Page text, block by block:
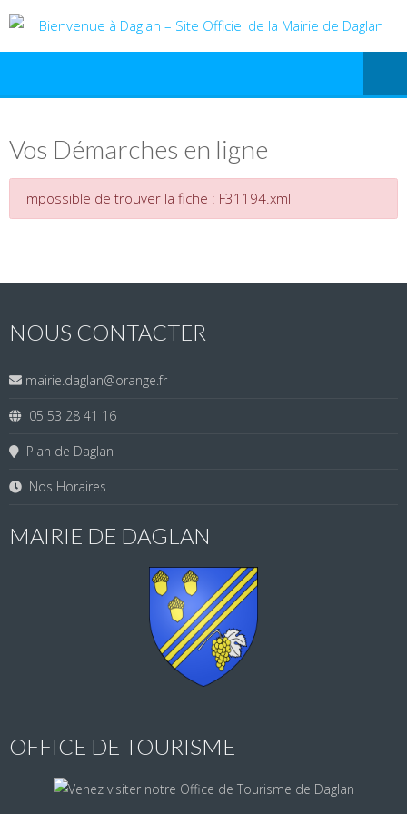
Vos Démarches en ligne
Impossible de trouver la fiche : F31194.xml
NOUS CONTACTER
mairie.daglan@orange.fr
05 53 28 41 16
Plan de Daglan
Nos Horaires
MAIRIE DE DAGLAN
OFFICE DE TOURISME